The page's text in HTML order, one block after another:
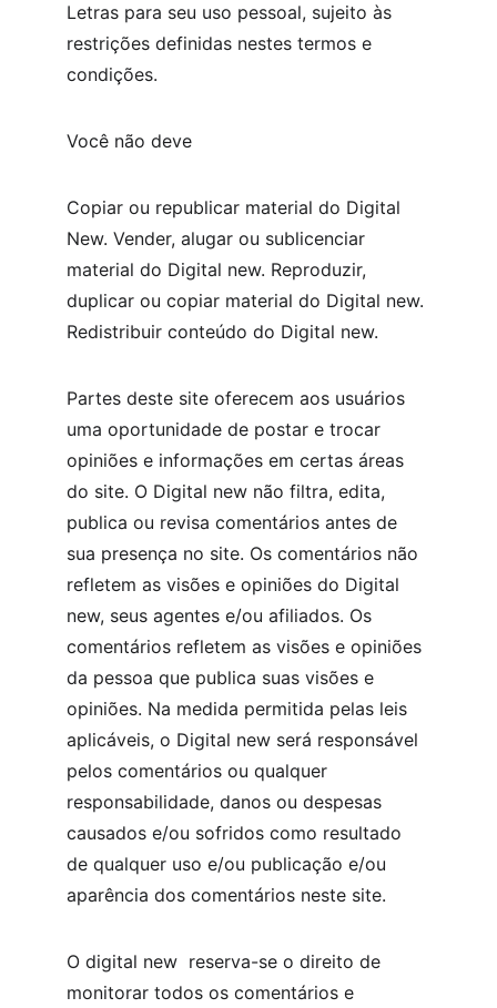
Letras para seu uso pessoal, sujeito às
restrições definidas nestes termos e
condições.
Você não deve
Copiar ou republicar material do Digital
New. Vender, alugar ou sublicenciar
material do Digital new. Reproduzir,
duplicar ou copiar material do Digital new.
Redistribuir conteúdo do Digital new.
Partes deste site oferecem aos usuários
uma oportunidade de postar e trocar
opiniões e informações em certas áreas
do site. O Digital new não filtra, edita,
publica ou revisa comentários antes de
sua presença no site. Os comentários não
refletem as visões e opiniões do Digital
new, seus agentes e/ou afiliados. Os
comentários refletem as visões e opiniões
da pessoa que publica suas visões e
opiniões. Na medida permitida pelas leis
aplicáveis, o Digital new será responsável
pelos comentários ou qualquer
responsabilidade, danos ou despesas
causados ​​e/ou sofridos como resultado
de qualquer uso e/ou publicação e/ou
aparência dos comentários neste site.
O digital new  reserva-se o direito de
monitorar todos os comentários e